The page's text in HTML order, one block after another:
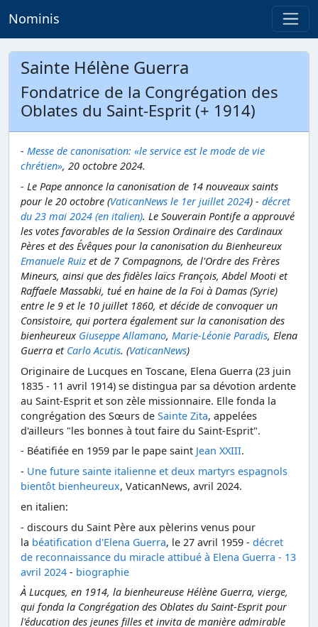
Nominis
Sainte Hélène Guerra
Fondatrice de la Congrégation des
Oblates du Saint-Esprit (+ 1914)
- Messe de canonisation: «le service est le mode de vie
chrétien», 20 octobre 2024.
- Le Pape annonce la canonisation de 14 nouveaux saints
pour le 20 octobre (VaticanNews le 1er juillet 2024) - décret
du 23 mai 2024 (en italien). Le Souverain Pontife a approuvé
les votes favorables de la Session Ordinaire des Cardinaux
Pères et des Évêques pour la canonisation du Bienheureux
Emanuele Ruizet de 7 Compagnons, de l'Ordre des Frères
Mineurs, ainsi que des fidèles laïcs François, Abdel Mooti et
Raffaele Massabki, tué en haine de la Foi à Damas (Syrie)
entre le 9 et le 10 juillet 1860, et décide de convoquer un
Consistoire, qui portera également sur la canonisation des
bienheureux Giuseppe Allamano, Marie-Léonie Paradis, Elena
Guerra et Carlo Acutis. (VaticanNews)
Originaire de Lucques en Toscane, Elena Guerra (23 juin
1835 - 11 avril 1914) se distingua par sa dévotion ardente
au Saint-Esprit et son zèle missionnaire. Elle fonda la
congrégation des Sœurs de Sainte Zita, appelées
d'ailleurs "les bonnes à tout faire du Saint-Esprit".
- Béatifiée en 1959 par le pape saint Jean XXIII.
- Une future sainte italienne et deux martyrs espagnols
bientôt bienheureux, VaticanNews, avril 2024.
en italien:
- discours du Saint Père aux pèlerins venus pour
la béatification d'Elena Guerra, le 27 avril 1959 - décret
de reconnaissance du miracle attibué à Elena Guerra - 13
avril 2024 - biographie
À Lucques, en 1914, la bienheureuse Hélène Guerra, vierge,
qui fonda la Congrégation des Oblates du Saint-Esprit pour
l'éducation des jeunes filles et invita de manière admirable